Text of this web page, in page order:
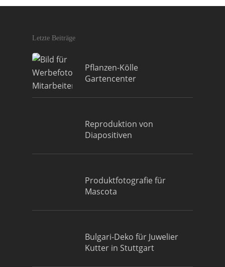
Letzte Beiträge
Pflanzen-Kölle
Gartencenter
Reproduktion von
Diapositiven
Produktfotografie für
Mascota
Bulgari-Deko für Juwelier
Kutter in Stuttgart